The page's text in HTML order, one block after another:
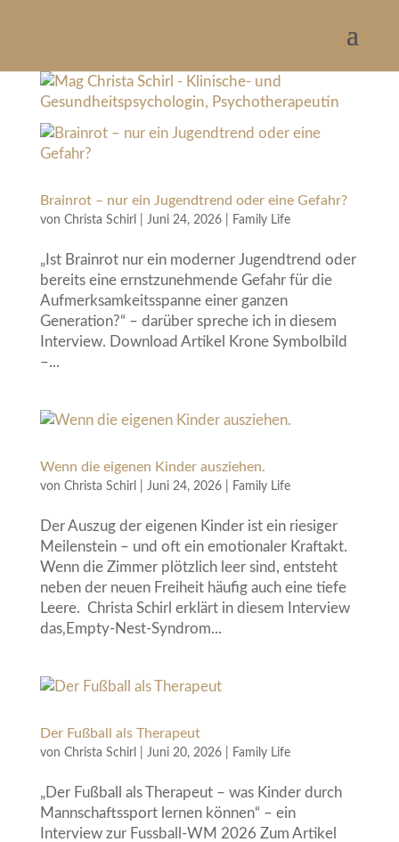
Brainrot – nur ein Jugendtrend oder eine Gefahr?
von Christa Schirl Juni 24, 2026| Family Life
„Ist Brainrot nur ein moderner Jugendtrend oder
bereits eine ernstzunehmende Gefahr für die
Aufmerksamkeitsspanne einer ganzen
Generation?“ – darüber spreche ich in diesem
Interview. Download Artikel Krone Symbolbild
–...
Wenn die eigenen Kinder ausziehen.
von Christa Schirl Juni 24, 2026| Family Life
Der Auszug der eigenen Kinder ist ein riesiger
Meilenstein – und oft ein emotionaler Kraftakt.
Wenn die Zimmer plötzlich leer sind, entsteht
neben der neuen Freiheit häufig auch eine tiefe
Leere. Christa Schirl erklärt in diesem Interview
das‚Empty-Nest-Syndrom...
Der Fußball als Therapeut
von Christa Schirl Juni 20, 2026| Family Life
„Der Fußball als Therapeut – was Kinder durch
Mannschaftssport lernen können“ – ein
Interview zur Fussball-WM 2026 Zum Artikel